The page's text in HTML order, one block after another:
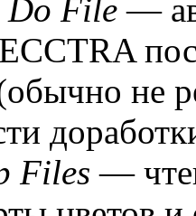
Do File—
не
Files—